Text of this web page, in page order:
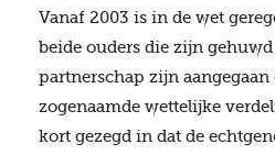
Vanaf 2003 is in de wet
beide ouders die zijn
partnerschap zijn
zogenaamde wettelijke
kort gezegd in dat de